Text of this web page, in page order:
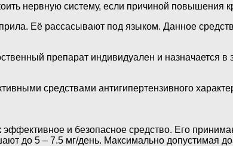
нервную систему, если причиной повышения
Её рассасывают под языком. Данное
препарат индивидуален и назначается в
средствами антигипертензивного
и безопасное средство. Его
до 5 – 7.5 мг/день. Максимально допустимая